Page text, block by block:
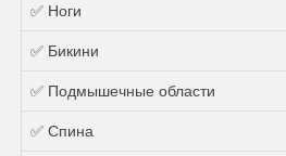
✅ Ноги
✅ Бикини
✅ Подмышечные области
✅ Спина